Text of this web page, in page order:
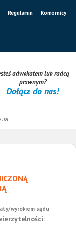
Regulamin Komornicy
adwokatem lub radcą
prawnym?
Dołącz do nas!
wyrokiem sądu